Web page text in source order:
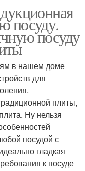
посуду.
посуду
в нашем доме
для
плиты,
Ну нельзя
посудой с
гладкая
к посуде